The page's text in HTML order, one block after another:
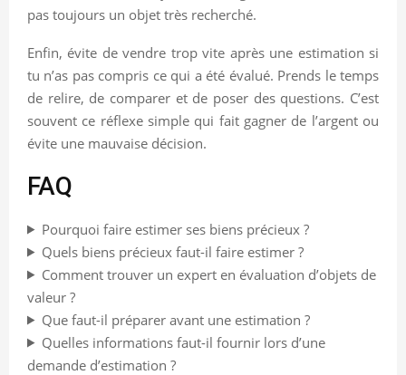
pas toujours un objet très recherché.
Enfin, évite de vendre trop vite après une estimation si
tu n’as pas compris ce qui a été évalué. Prends le temps
de relire, de comparer et de poser des questions. C’est
souvent ce réflexe simple qui fait gagner de l’argent ou
évite une mauvaise décision.
FAQ
Pourquoi faire estimer ses biens précieux ?
Quels biens précieux faut-il faire estimer ?
Comment trouver un expert en évaluation d’objets de
valeur ?
Que faut-il préparer avant une estimation ?
Quelles informations faut-il fournir lors d’une
demande d’estimation ?